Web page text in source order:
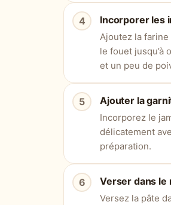
Incorporer les
Ajoutez la
le fouet jusqu’à
et un peu de
Ajouter la
Incorporez le
délicatement
préparation.
Verser dans le
Versez la pâte